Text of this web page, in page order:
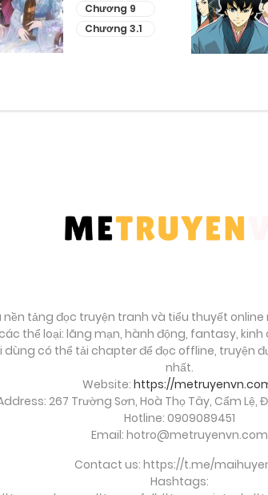
Chương 9
Chương 3.1
nền tảng đọc truyện tranh và tiểu thuyết
thể loại: lãng mạn, hành động, fantasy,
có thể tải chapter để đọc offline, truyện
nhất.
Website: https://
267 Trường Sơn, Hoà Thọ Tây, Cẩm Lệ,
Hotline: 0909089451
Email: hotro@metruyenvn.com
Contact us: https://t.me/
Hashtags: